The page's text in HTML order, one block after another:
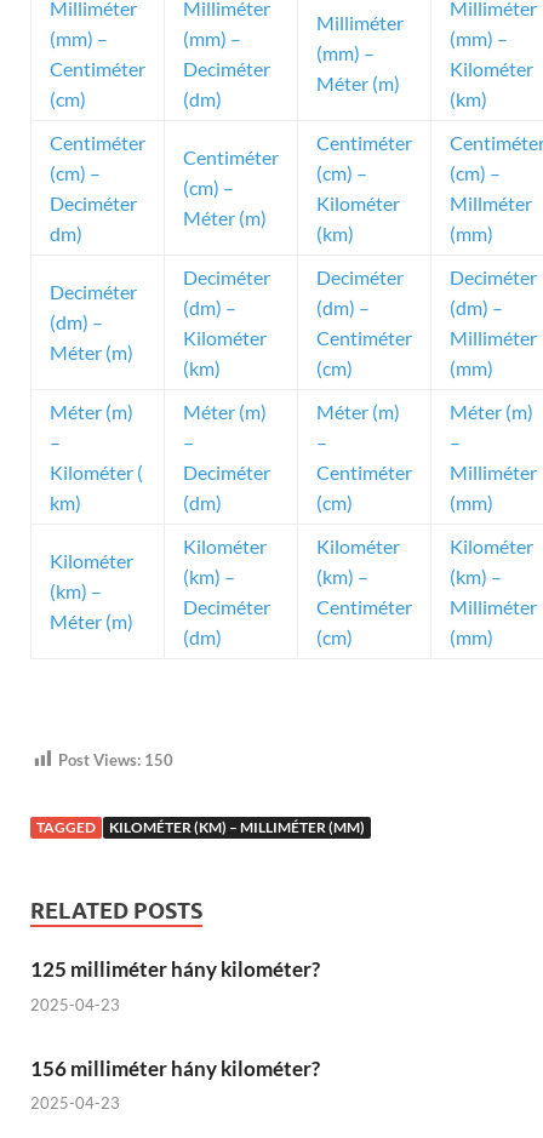
Milliméter
(mm) –
Centiméter
(cm)
Milliméter
(mm) –
Deciméter
(dm)
Milliméter
(mm) –
Méter (m)
Milliméter
(mm) –
Kilométer
(km)
Centiméter
(cm) –
Deciméter
dm)
Centiméter
(cm) –
Méter (m)
Centiméter
(cm) –
Kilométer
(km)
(cm) –
Millméter
(mm)
Deciméter
(dm) –
Méter (m)
Deciméter
(dm) –
Kilométer
(km)
Deciméter
(dm) –
Centiméter
(cm)
Deciméter
(dm) –
Milliméter
(mm)
Méter (m)
–
Kilométer (
km)
Méter (m)
–
Deciméter
(dm)
Méter (m)
–
Centiméter
(cm)
Méter (m)
–
Milliméter
(mm)
Kilométer
(km) –
Méter (m)
Kilométer
(km) –
Deciméter
(dm)
Kilométer
(km) –
Centiméter
(cm)
Kilométer
(km) –
Milliméter
(mm)
Post Views: 150
TAGGED KILOMÉTER (KM) – MILLIMÉTER (MM)
RELATED POSTS
125 milliméter hány kilométer?
2025-04-23
156 milliméter hány kilométer?
2025-04-23